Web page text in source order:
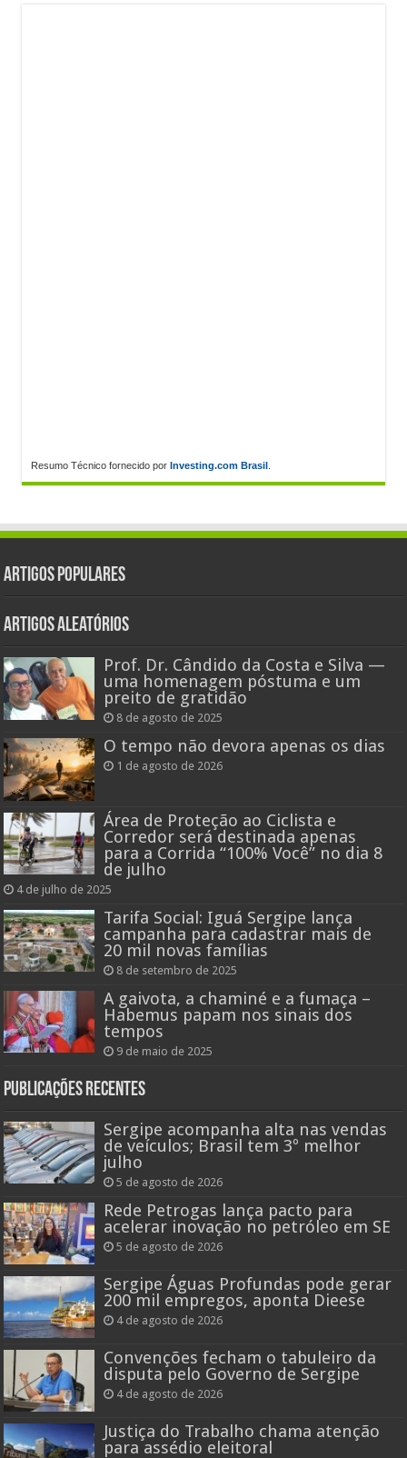
Resumo Técnico fornecido por Investing.com Brasil .
Artigos populares
Artigos aleatórios
Prof. Dr. Cândido da Costa e Silva —
uma homenagem póstuma e um
preito de gratidão
8 de agosto de 2025
O tempo não devora apenas os dias
1 de agosto de 2026
Área de Proteção ao Ciclista e
Corredor será destinada apenas
para a Corrida “100% Você” no dia 8
de julho
4 de julho de 2025
Tarifa Social: Iguá Sergipe lança
campanha para cadastrar mais de
20 mil novas famílias
8 de setembro de 2025
A gaivota, a chaminé e a fumaça –
Habemus papam nos sinais dos
tempos
9 de maio de 2025
Publicações recentes
Sergipe acompanha alta nas vendas
de veículos; Brasil tem 3º melhor
julho
5 de agosto de 2026
Rede Petrogas lança pacto para
acelerar inovação no petróleo em SE
5 de agosto de 2026
Sergipe Águas Profundas pode gerar
200 mil empregos, aponta Dieese
4 de agosto de 2026
Convenções fecham o tabuleiro da
disputa pelo Governo de Sergipe
4 de agosto de 2026
Justiça do Trabalho chama atenção
para assédio eleitoral